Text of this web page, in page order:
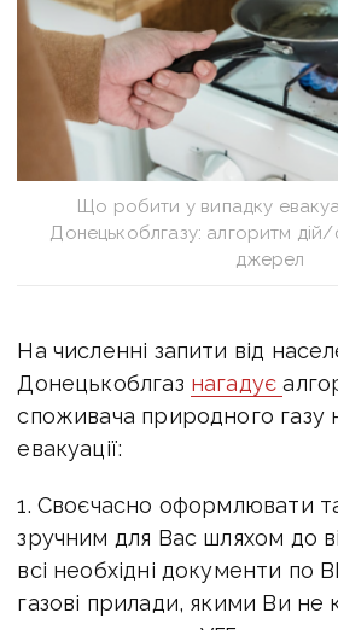
Що робити у випадку
Донецькоблгазу: алгоритм дій/
джерел
На численні запити від
Донецькоблгаз нагадує
споживача природного газу
евакуації:
1. Своєчасно оформлювати
зручним для Вас шляхом до
всі необхідні документи по
газові прилади, якими Ви не